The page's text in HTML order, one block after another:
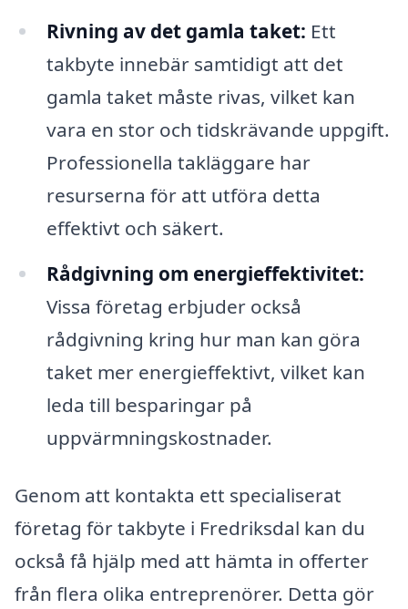
Rivning av det gamla taket: Ett
takbyte innebär samtidigt att det
gamla taket måste rivas, vilket kan
vara en stor och tidskrävande uppgift.
Professionella takläggare har
resurserna för att utföra detta
effektivt och säkert.
Rådgivning om energieffektivitet:
Vissa företag erbjuder också
rådgivning kring hur man kan göra
taket mer energieffektivt, vilket kan
leda till besparingar på
uppvärmningskostnader.
Genom att kontakta ett specialiserat
företag för takbyte i Fredriksdal kan du
också få hjälp med att hämta in offerter
från flera olika entreprenörer. Detta gör